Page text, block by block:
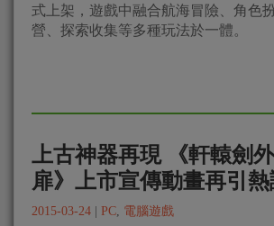
式上架，遊戲中融合航海冒險、角色
營、探索收集等多種玩法於一體。
上古神器再現 《軒轅劍
扉》上市宣傳動畫再引
2015-03-24 | PC 電腦遊戲